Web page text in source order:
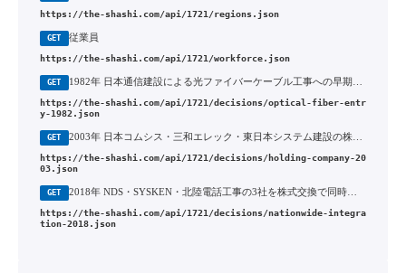
https://the-shashi.com/api/1721/regions.json
GET 従業員
https://the-shashi.com/api/1721/workforce.json
GET
https://the-shashi.com/api/1721/decisions/optical-fiber-entr
y-1982.json
GET 2003年 日本コムシス・三和エレック・東日本システム建設の株式移転によるコムシスホールディングス設立
https://the-shashi.com/api/1721/decisions/holding-company-20
03.json
GET 2018年 NDS・SYSKEN・北陸電話工事の3社を株式交換で同時に完全子会社化
https://the-shashi.com/api/1721/decisions/nationwide-integra
tion-2018.json